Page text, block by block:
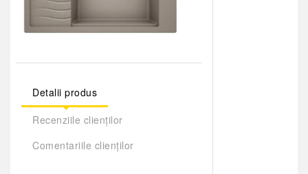
Detalii produs
Recenziile clienților
Comentariile clienților